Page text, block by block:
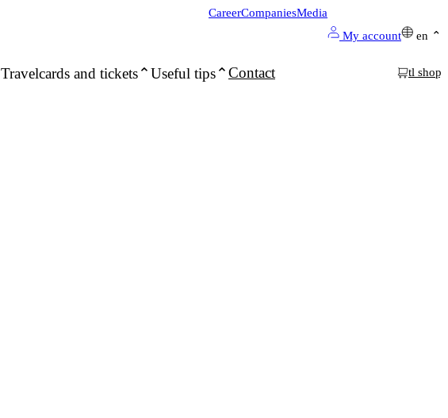
Travelcards and tickets Useful tips Contact
CareerCompaniesMedia
My account
en
tl shop